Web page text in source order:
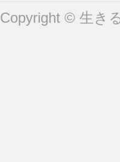
Copyright © 生き